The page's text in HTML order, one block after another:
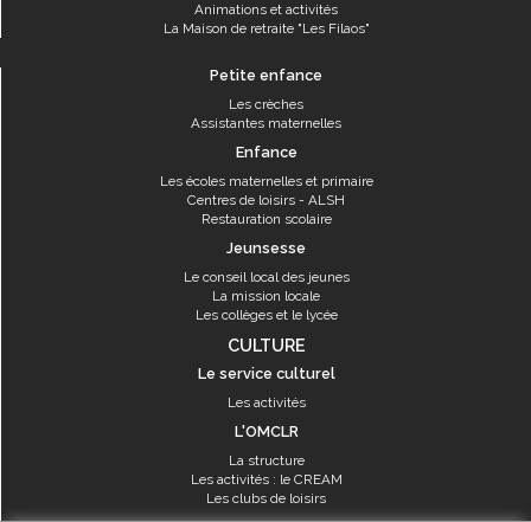
Animations et activités
La Maison de retraite "Les Filaos"
Petite enfance
Les crèches
Assistantes maternelles
Enfance
Les écoles maternelles et primaire
Centres de loisirs - ALSH
Restauration scolaire
Jeunsesse
Le conseil local des jeunes
La mission locale
Les collèges et le lycée
CULTURE
Le service culturel
Les activités
L'OMCLR
La structure
Les activités : le CREAM
Les clubs de loisirs